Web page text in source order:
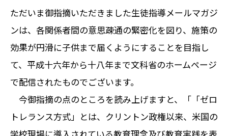
ただいま御指摘いただきました生徒指導メールマガジ
ンは、各関係者間の意思疎通の緊密化を図り、施策の
効果が円滑に子供まで届くようにすることを目指し
て、平成十六年から十八年まで文科省のホームページ
で配信されたものでございます。
今御指摘の点のところを読み上げますと、「「ゼロ
トレランス方式」とは、クリントン政権以来、米国の